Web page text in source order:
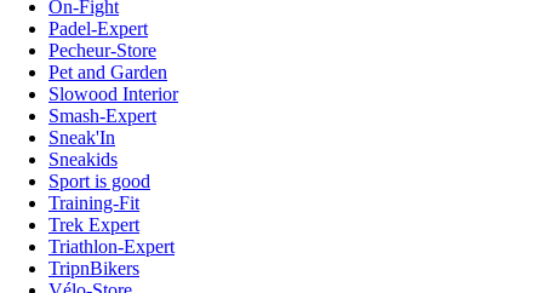
On-Fight
Padel-Expert
Pecheur-Store
Pet and Garden
Slowood Interior
Smash-Expert
Sneak'In
Sneakids
Sport is good
Training-Fit
Trek Expert
Triathlon-Expert
TripnBikers